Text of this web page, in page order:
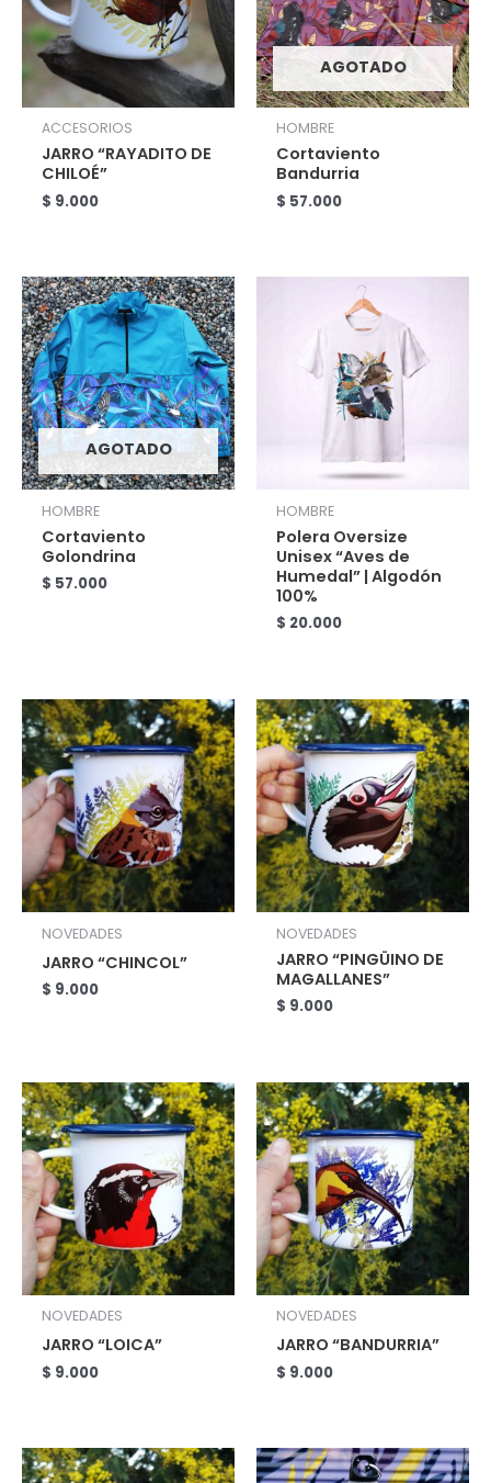
ACCESORIOS
JARRO “RAYADITO DE
CHILOÉ”
$ 9.000
AGOTADO
HOMBRE
Cortaviento
Bandurria
$ 57.000
AGOTADO
HOMBRE
Cortaviento
Golondrina
$ 57.000
HOMBRE
Polera Oversize
Unisex “Aves de
Humedal” | Algodón
100%
$ 20.000
NOVEDADES
JARRO “CHINCOL”
$ 9.000
NOVEDADES
JARRO “PINGÜINO DE
MAGALLANES”
$ 9.000
NOVEDADES
JARRO “LOICA”
$ 9.000
NOVEDADES
JARRO “BANDURRIA”
$ 9.000